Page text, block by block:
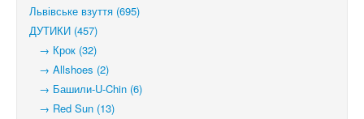
Львівське взуття (695)
ДУТИКИ (457)
→ Крок (32)
→ Allshoes (2)
→ Башили-U-Chin (6)
→ Red Sun (13)